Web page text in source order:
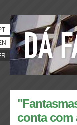
conta com